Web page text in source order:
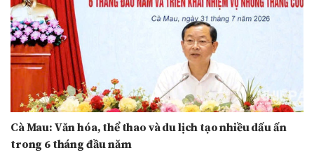
Cà Mau: Văn hóa, thể thao và du lịch tạo nhiều dấu ấn
trong 6 tháng đầu năm